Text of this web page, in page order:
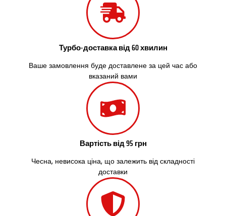
Турбо-доставка від 60 хвилин
Ваше замовлення буде доставлене за цей час або
вказаний вами
Вартість від 95 грн
Чесна, невисока ціна, що залежить від складності
доставки
Слобожанське
Софіївська Борщагівка
Суми